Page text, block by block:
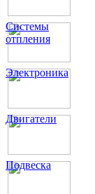
Системы
отпления
Электроника
Двигатели
Подвеска